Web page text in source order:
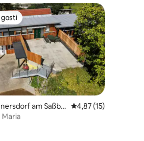
recenzija: 92
am Saßba
Prosječna ocjena:
4,87 (15)